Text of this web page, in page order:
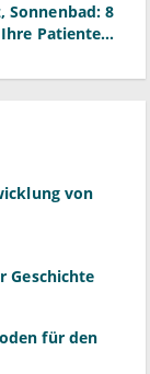
Sonnenbad: 8
Patienten
von
Geschichte
für den